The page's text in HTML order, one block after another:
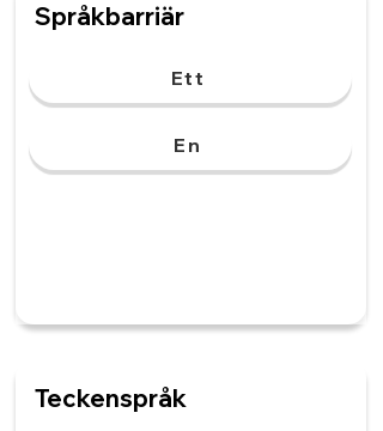
Språkbarriär
Ett
En
Teckenspråk